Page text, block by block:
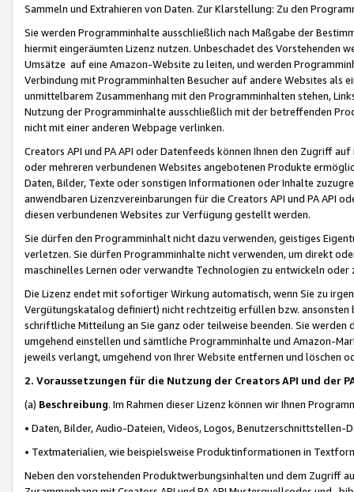
Sammeln und Extrahieren von Daten. Zur Klarstellung: Zu den
Sie werden Programminhalte ausschließlich nach Maßgabe der
hiermit eingeräumten Lizenz nutzen. Unbeschadet des Vorstehenden
Umsätze auf eine Amazon-Website zu leiten, und werden
Verbindung mit Programminhalten Besucher auf andere Websites als
unmittelbarem Zusammenhang mit den Programminhalten stehen,
Nutzung der Programminhalte ausschließlich mit der betreffenden
nicht mit einer anderen Webpage verlinken.
Creators API und PA API oder Datenfeeds können Ihnen den Zugriff
oder mehreren verbundenen Websites angebotenen Produkte
Daten, Bilder, Texte oder sonstigen Informationen oder Inhalte
anwendbaren Lizenzvereinbarungen für die Creators API und PA API
diesen verbundenen Websites zur Verfügung gestellt werden.
Sie dürfen den Programminhalt nicht dazu verwenden, geistiges
verletzen. Sie dürfen Programminhalte nicht verwenden, um direkt
maschinelles Lernen oder verwandte Technologien zu entwickeln
Die Lizenz endet mit sofortiger Wirkung automatisch, wenn Sie zu
Vergütungskatalog definiert) nicht rechtzeitig erfüllen bzw. ansonsten
schriftliche Mitteilung an Sie ganz oder teilweise beenden. Sie werden
umgehend einstellen und sämtliche Programminhalte und Amazon-
jeweils verlangt, umgehend von Ihrer Website entfernen und löschen
2. Voraussetzungen für die Nutzung der Creators API und der
(a) Beschreibung. Im Rahmen dieser Lizenz können wir Ihnen
• Daten, Bilder, Audio-Dateien, Videos, Logos, Benutzerschnittstellen-
• Textmaterialien, wie beispielsweise Produktinformationen in
Neben den vorstehenden Produktwerbungsinhalten und dem Zugriff